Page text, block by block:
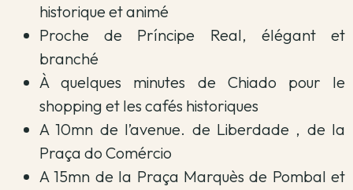
historique et animé
Proche de Príncipe Real, élégant et
branché
À quelques minutes de Chiado pour le
shopping et les cafés historiques
A 10mn de l’avenue. de Liberdade , de la
Praça do Comércio
A 15mn de la Praça Marquès de Pombal et